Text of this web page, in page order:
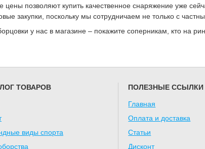
цены позволяют купить качественное снаряжение уже
закупки, поскольку мы сотрудничаем не только с
у нас в магазине – покажите соперникам, кто на
ТОВАРОВ
виды спорта
ПОЛЕЗНЫЕ ССЫЛКИ
Главная
Оплата и доставка
Статьи
Дисконт